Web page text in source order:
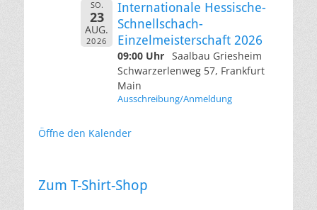
SO.
23
AUG.
2026
Internationale Hessische-
Schnellschach-
Einzelmeisterschaft 2026
09:00 Uhr Saalbau Griesheim
Schwarzerlenweg 57, Frankfurt
Main
Ausschreibung/Anmeldung
Öffne den Kalender
Zum T-Shirt-Shop